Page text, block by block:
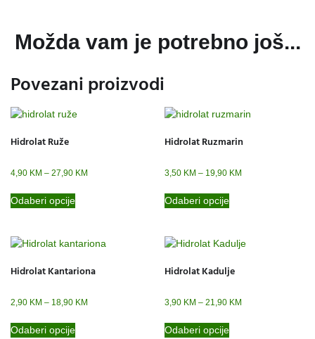
Možda vam je potrebno još...
Povezani proizvodi
Hidrolat Ruže
4,90 KM – 27,90 KM
Odaberi opcije
Hidrolat Ruzmarin
3,50 KM – 19,90 KM
Odaberi opcije
Hidrolat Kantariona
2,90 KM – 18,90 KM
Odaberi opcije
Hidrolat Kadulje
3,90 KM – 21,90 KM
Odaberi opcije